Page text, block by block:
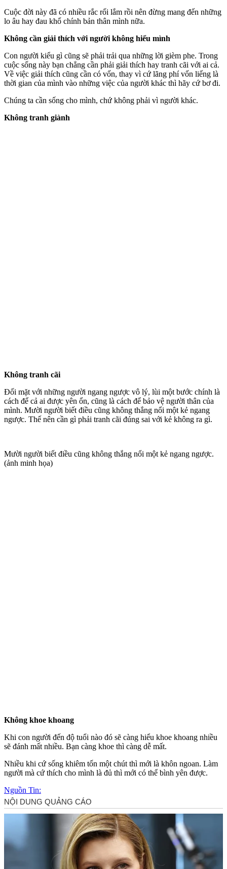
Cuộc đời này đã có nhiều rắc rối lắm rồi nên đừng mang đến những
lo âu hay đau khổ chính bản thân mình nữa.
Không cần giải thích với người không hiểu mình
Con người kiểu gì cũng sẽ phải trải qua những lời gièm phe. Trong
cuộc sống này bạn chẳng cần phải giải thích hay tranh cãi với ai cả.
Về việc giải thích cũng cần có vốn, thay vì cứ lãng phí vốn liếng là
thời gian của mình vào những việc của người khác thì hãy cứ bơ đi.
Chúng ta cần sống cho mình, chứ không phải vì người khác.
Không tranh giành
Không tranh cãi
Đối mặt với những người ngang ngược vô lý, lùi một bước chính là
cách để cả ai được yên ổn, cũng là cách để bảo vệ người thân của
mình. Mười người biết điều cũng không thắng nổi một kẻ ngang
ngược. Thế nên cần gì phải tranh cãi đúng sai với kẻ không ra gì.
Mười người biết điều cũng không thắng nổi một kẻ ngang ngược.
(ảnh minh họa)
Không khoe khoang
Khi con người đến độ tuổi nào đó sẽ càng hiểu khoe khoang nhiều
sẽ đánh mất nhiều. Bạn càng khoe thì càng dễ mất.
Nhiều khi cứ sống khiêm tốn một chút thì mới là khôn ngoan. Làm
người mà cứ thích cho mình là đủ thì mới có thể bình yên được.
Nguồn Tin: